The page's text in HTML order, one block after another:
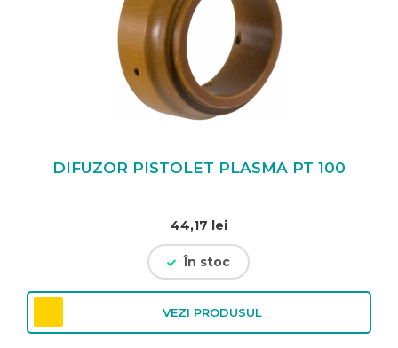
DIFUZOR PISTOLET PLASMA PT 100
44,17 lei
În stoc
VEZI PRODUSUL